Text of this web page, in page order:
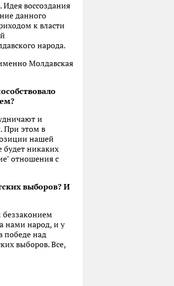
воссоздания
данного
к власти
народа.
Молдавская
и
При этом в
нашей
будет никаких
отношения с
выборов? И
беззаконием
нами народ, и у
победе над
выборов. Все,